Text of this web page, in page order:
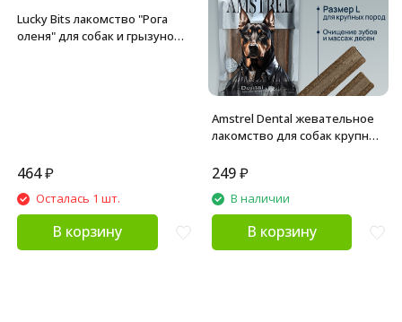
Lucky Bits лакомство "Рога
оленя" для собак и грызунов -
464₽
Осталась 1 шт.
В корзину
Amstrel Dental жевательное
лакомство для собак крупных
249 ₽
В наличии
В корзину